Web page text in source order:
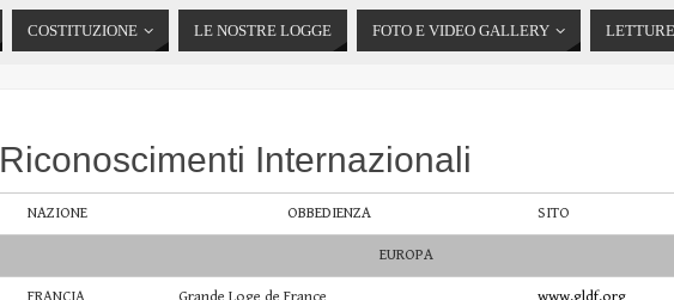
COSTITUZIONE LE NOSTRE LOGGE FOTO E VIDEO GALLERY LETTURE
Riconoscimenti Internazionali
NAZIONE OBBEDIENZA SITO
EUROPA